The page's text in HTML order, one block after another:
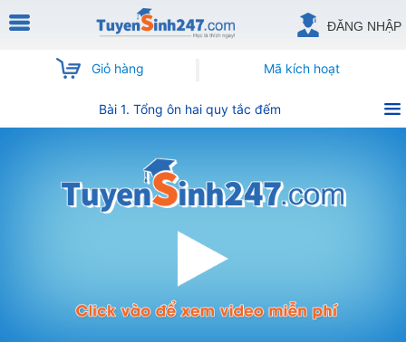
ĐĂNG NHẬP
Giỏ hàng Mã kích hoạt
Bài 1. Tổng ôn hai quy tắc đếm